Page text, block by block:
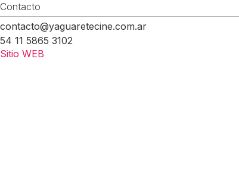
Contacto
contacto@yaguaretecine.com.ar
54 11 5865 3102
Sitio WEB